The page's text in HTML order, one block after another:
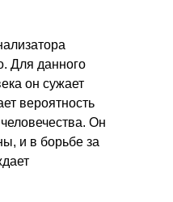
Для данного
он сужает
вероятность
Он
и в борьбе за